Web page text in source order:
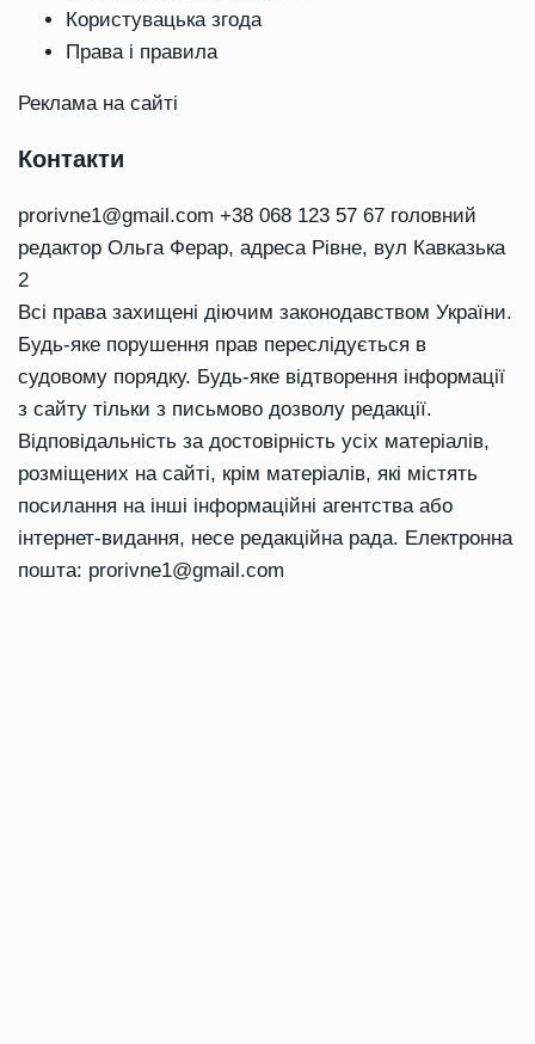
Користувацька згода
Права і правила
Реклама на сайті
Контакти
prorivne1@gmail.com +38 068 123 57 67 головний
редактор Ольга Ферар, адреса Рівне, вул Кавказька
2
Всі права захищені діючим законодавством України.
Будь-яке порушення прав переслідується в
судовому порядку. Будь-яке відтворення інформації
з сайту тільки з письмово дозволу редакції.
Відповідальність за достовірність усіх матеріалів,
розміщених на сайті, крім матеріалів, які містять
посилання на інші інформаційні агентства або
інтернет-видання, несе редакційна рада. Електронна
пошта: prorivne1@gmail.com